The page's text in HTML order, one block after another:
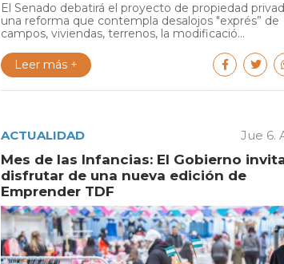
El Senado debatirá el proyecto de propiedad
una reforma que contempla desalojos "exprés” de
campos, viviendas, terrenos, la modificació...
Leer más +
ACTUALIDAD Jue 6.
Mes de las Infancias: El Gobierno
disfrutar de una nueva edición de
Emprender TDF